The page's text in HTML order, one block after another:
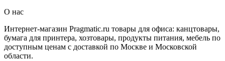
О нас
Интернет-магазин Pragmatic.ru товары для офиса: канцтовары,
бумага для принтера, хозтовары, продукты питания, мебель по
доступным ценам с доставкой по Москве и Московской
области.